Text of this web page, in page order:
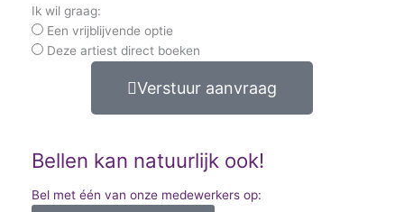
Ik wil graag:
Een vrijblijvende optie
Deze artiest direct boeken
Verstuur aanvraag
Bellen kan natuurlijk ook!
Bel met één van onze medewerkers op: